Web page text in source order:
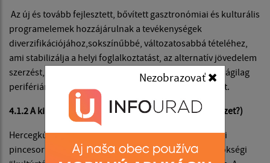
Az új és tovább fejlesztett, bővített gasztronómiai és kulturális
programelemek hozzájárulnak a tevékenységek
diverzifikációjához,sokszínűbbé, változatosabbá tételéhez,
ami stabilizálja a helyi foglalkoztatást, az alternatív jövedelem
szerzést, segít körvonalazni a társadalmilag és gazdaságilag
perifériára szorított határmenti közösségek jövőképét.
4.1.2 A kiinduló helyzet leírása (Milyen a jelenlegi helyzet?)
Hercegkút – A falut övező Kőporosi és a Gomboshegyi
pincesor 2002-től az UNESCO, Tokaj Borvidék világörökségi
Nezobrazovať